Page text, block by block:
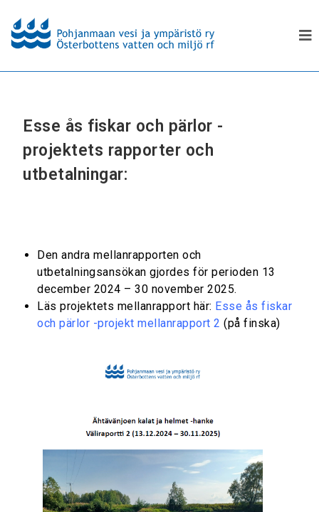
Esse ås fiskar och pärlor -
projektets rapporter och
utbetalningar:
Den andra mellanrapporten och
utbetalningsansökan gjordes för perioden 13
december 2024 – 30 november 2025.
Läs projektets mellanrapport här: Esse ås fiskar
och pärlor -projekt mellanrapport 2 (på finska)